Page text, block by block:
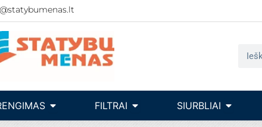
Open Baseinų įrengimas
FILTRAI Open filtraiSIURBLIAI Open